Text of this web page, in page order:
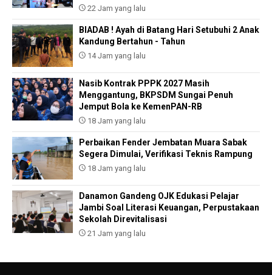
22 Jam yang lalu
BIADAB ! Ayah di Batang Hari Setubuhi 2 Anak
Kandung Bertahun - Tahun
14 Jam yang lalu
Nasib Kontrak PPPK 2027 Masih
Menggantung, BKPSDM Sungai Penuh
Jemput Bola ke KemenPAN-RB
18 Jam yang lalu
Perbaikan Fender Jembatan Muara Sabak
Segera Dimulai, Verifikasi Teknis Rampung
18 Jam yang lalu
Danamon Gandeng OJK Edukasi Pelajar
Jambi Soal Literasi Keuangan, Perpustakaan
Sekolah Direvitalisasi
21 Jam yang lalu